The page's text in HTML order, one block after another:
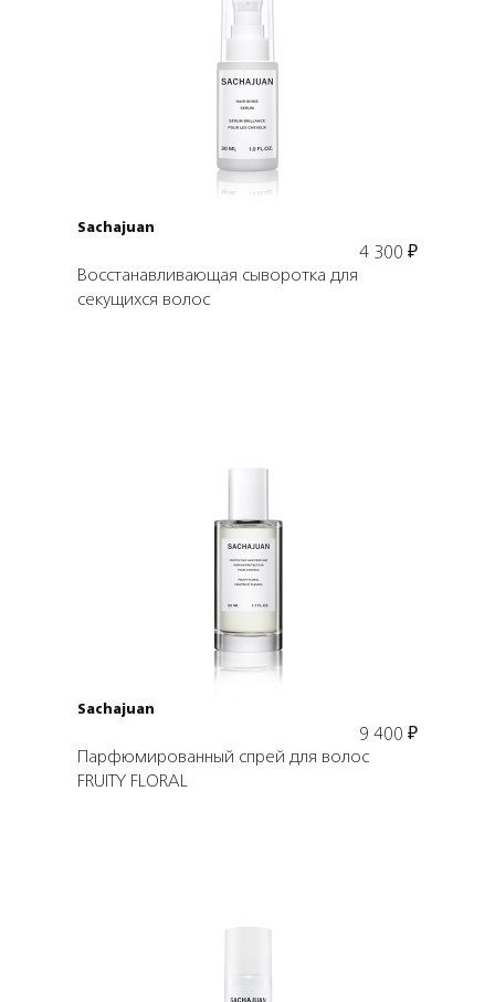
Подробнее
В корзину
Sachajuan
4 300 ₽
Восстанавливающая сыворотка для
секущихся волос
Подробнее
Sachajuan
9 400 ₽
Парфюмированный спрей для волос
FRUITY FLORAL